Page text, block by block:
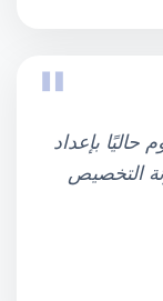
بإعداد
التخصيص